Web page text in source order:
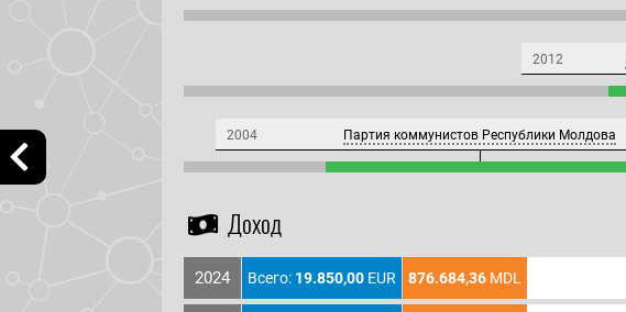
2012
2004 Партия коммунистов Республики Молдова
Доход
2024 Всего: 19.850,00 EUR 876.684,36 MDL